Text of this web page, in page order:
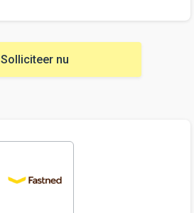
Solliciteer nu